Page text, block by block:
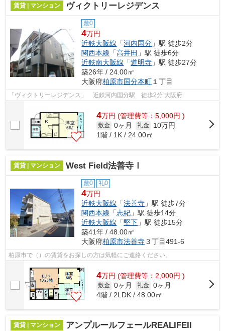
賃貸 | マンション ヴィクトリーレジデンス
敷0
4万円
近鉄大阪線 「河内国分 」駅 徒歩2分
関西本線 「高井田 」駅 徒歩6分
近鉄南大阪線 「道明寺 」駅 徒歩27分
築26年 / 24.00㎡
大阪府柏原市国分本町 １丁目
「ヴィクトリーレジデンス」 近鉄河内国分駅 徒歩2分 大阪府
4万円 (管理費等：5,000円 )
敷金 0ヶ月 礼金
10万円
1階 / 1K / 24.00㎡
賃貸 | マンション West Field法善寺Ⅰ
敷0 礼0
4万円
近鉄大阪線 「法善寺 」駅 徒歩7分
関西本線 「志紀 」駅 徒歩14分
近鉄大阪線 「堅下 」駅 徒歩15分
築41年 / 48.00㎡
大阪府柏原市法善寺３丁目491-6
柏原市で（）の賃貸をお探しの方は気軽にご連絡ください。
4万円 (管理費等：2,000円 )
敷金 0ヶ月 礼金 0ヶ月
4階 / 2LDK / 48.00㎡
賃貸 | マンション アンプルールフェールREALIFEII